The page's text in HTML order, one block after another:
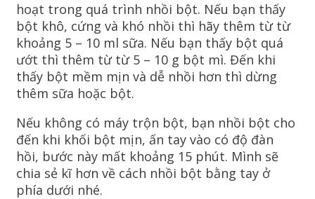
hoạt trong quá trình nhồi bột. Nếu bạn thấy
bột khô, cứng và khó nhồi thì hãy thêm từ từ
khoảng 5 – 10 ml sữa. Nếu bạn thấy bột quá
ướt thì thêm từ từ 5 – 10 g bột mì. Đến khi
thấy bột mềm mịn và dễ nhồi hơn thì dừng
thêm sữa hoặc bột.
Nếu không có máy trộn bột, bạn nhồi bột cho
đến khi khối bột mịn, ấn tay vào có độ đàn
hồi, bước này mất khoảng 15 phút. Mình sẽ
chia sẻ kĩ hơn về cách nhồi bột bằng tay ở
phía dưới nhé.